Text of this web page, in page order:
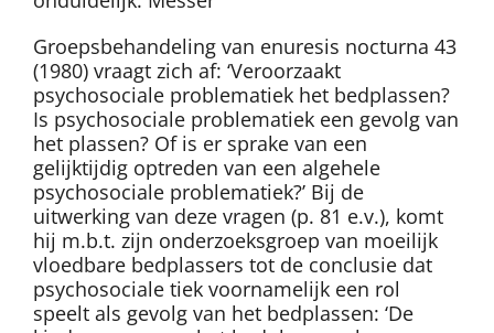
Groepsbehandeling van enuresis nocturna 43
(1980) vraagt zich af: ‘Veroorzaakt
psychosociale problematiek het bedplassen?
Is psychosociale problematiek een gevolg van
het plassen? Of is er sprake van een
gelijktijdig optreden van een algehele
psychosociale problematiek?’ Bij de
uitwerking van deze vragen (p. 81 e.v.), komt
hij m.b.t. zijn onderzoeksgroep van moeilijk
vloedbare bedplassers tot de conclusie dat
psychosociale tiek voornamelijk een rol
speelt als gevolg van het bedplassen: ‘De